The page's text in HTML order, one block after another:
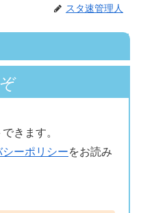
スタ速管理人
きます。
ーポリシーをお読み